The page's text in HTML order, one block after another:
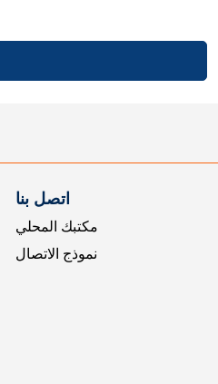
اتصل بنا
مكتبك المحلي
نموذج الاتصال